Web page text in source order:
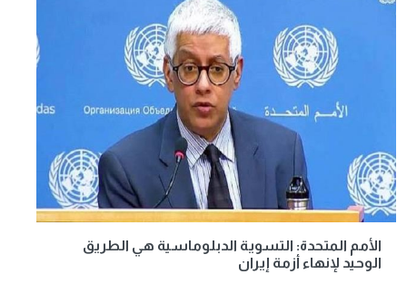
الأمم المتحدة: التسوية الدبلوماسية هي الطريق
الوحيد لإنهاء أزمة إيران